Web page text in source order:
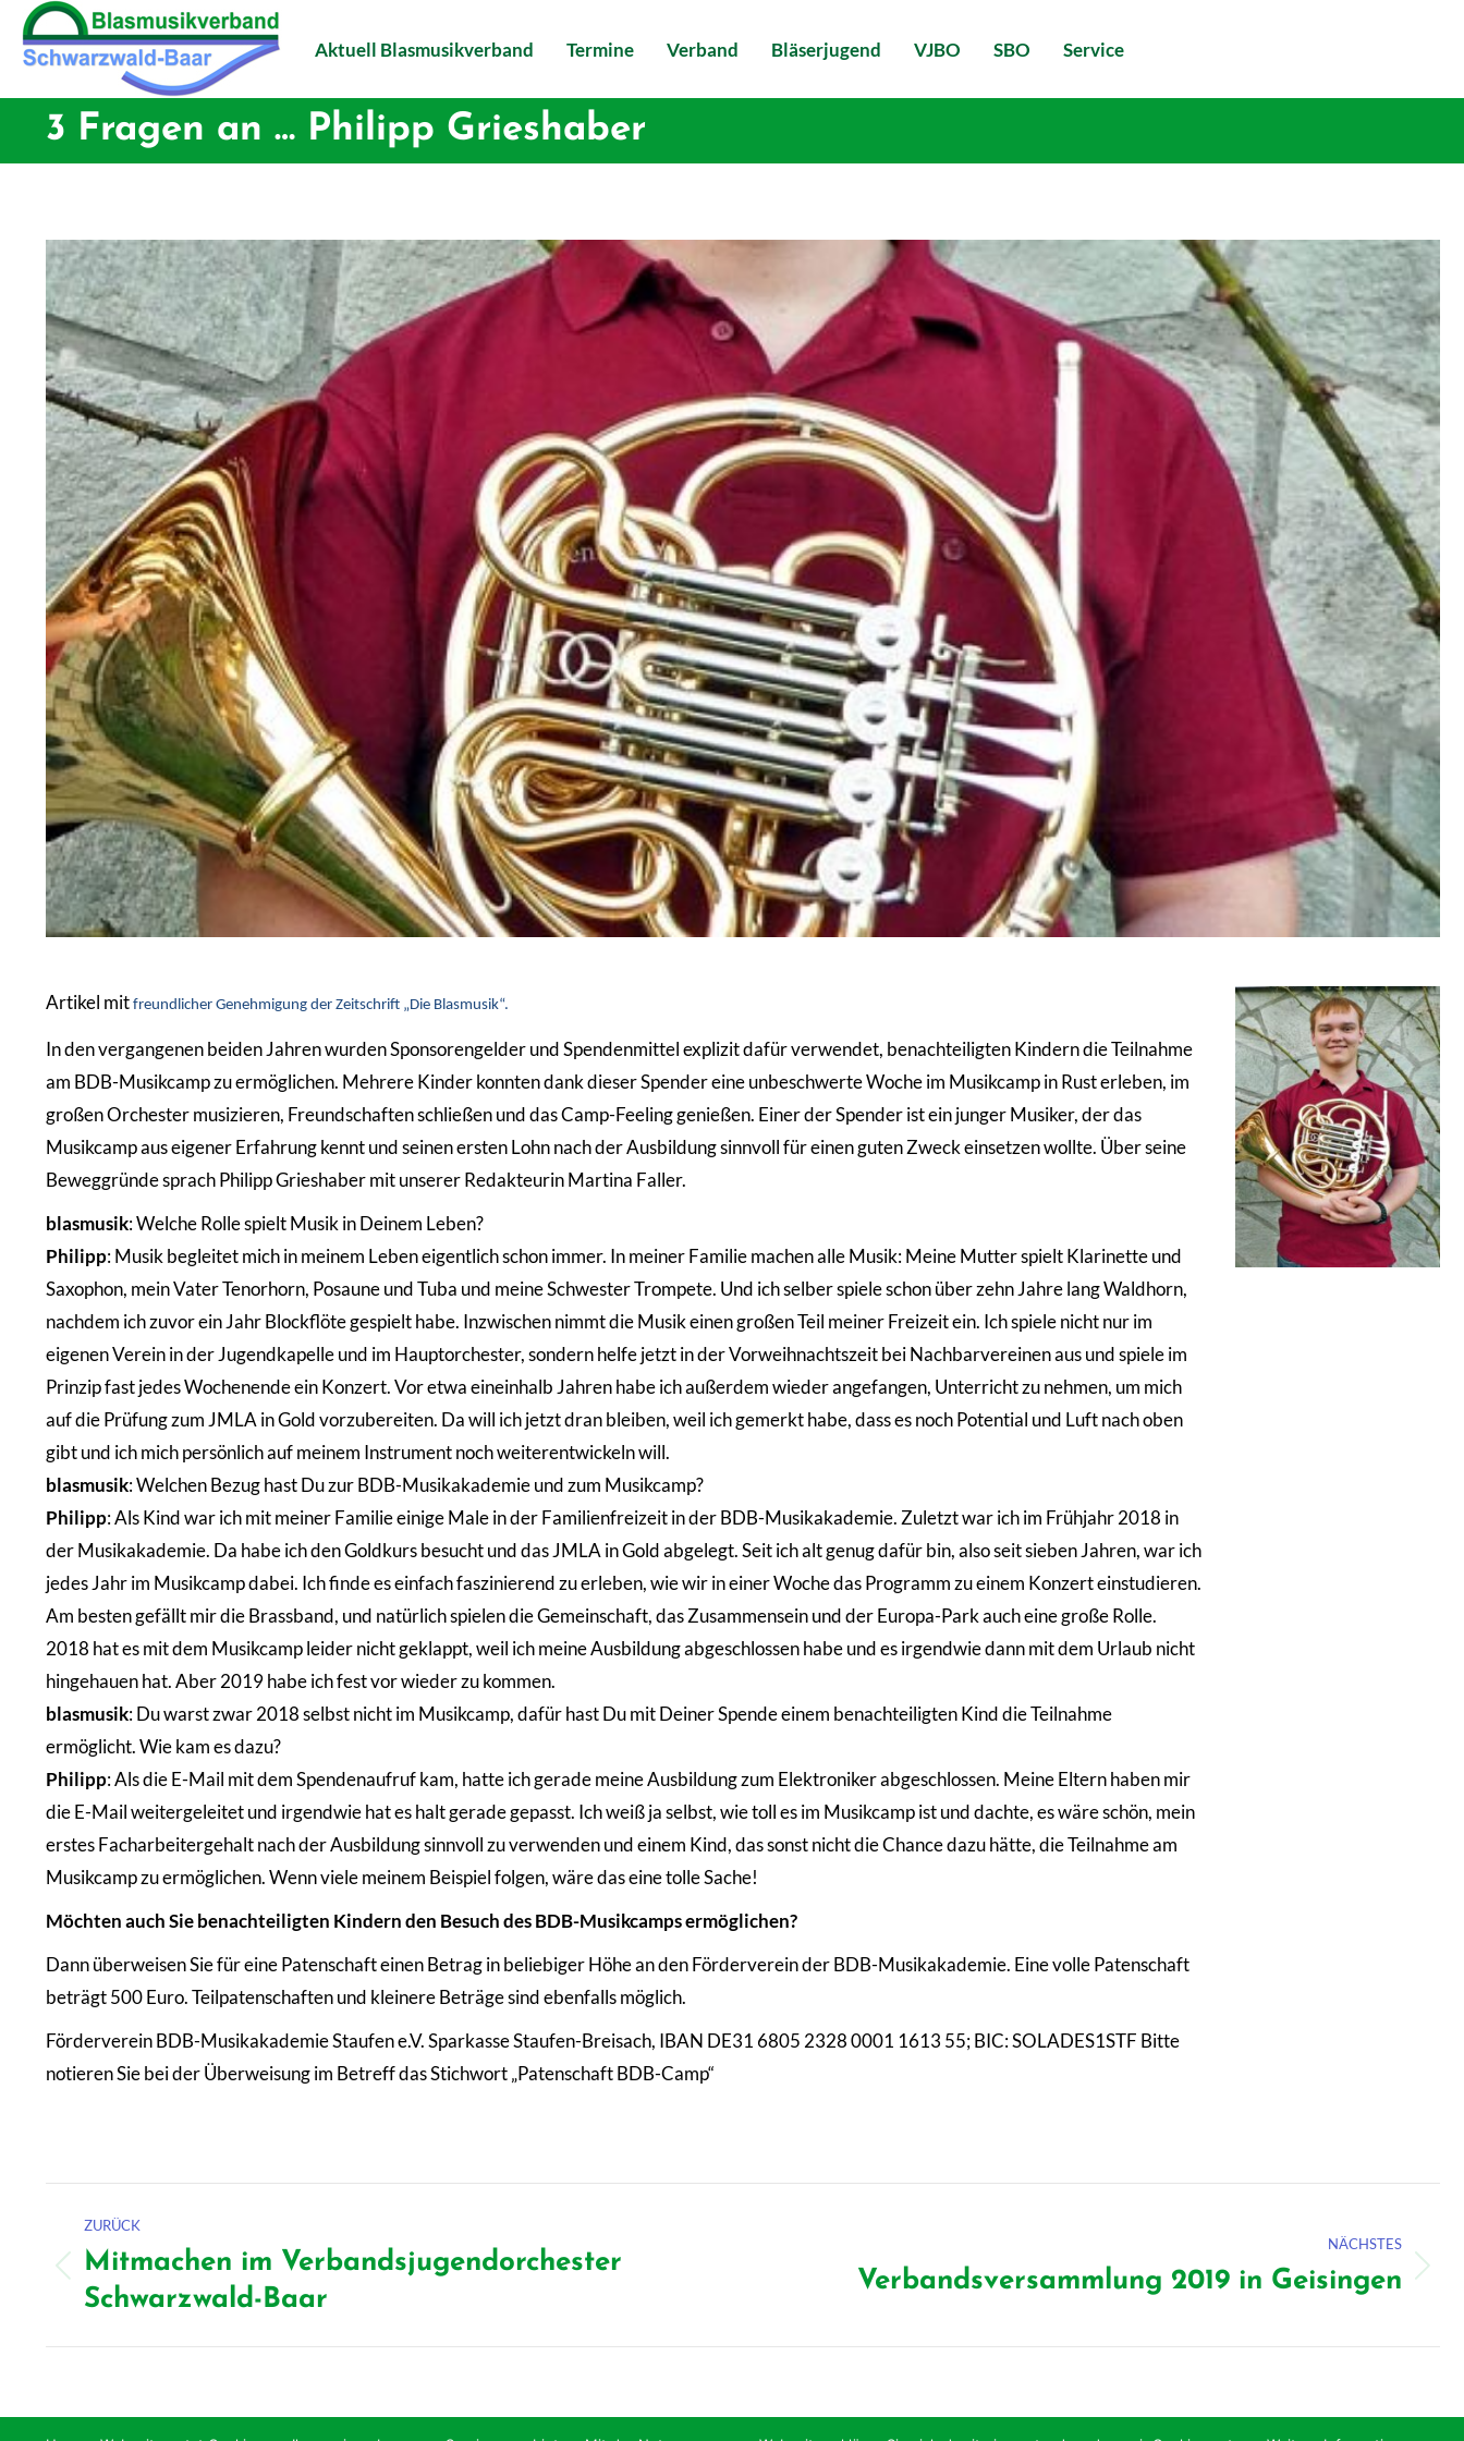
Aktuell Blasmusikverband Termine Verband Bläserjugend VJBO SBO Service
3 Fragen an … Philipp Grieshaber
Artikel mit freundlicher Genehmigung der Zeitschrift „Die Blasmusik“.
In den vergangenen beiden Jahren wurden Sponsorengelder und Spendenmittel explizit dafür verwendet, benachteiligten Kindern die Teilnahme
am BDB-Musikcamp zu ermöglichen. Mehrere Kinder konnten dank dieser Spender eine unbeschwerte Woche im Musikcamp in Rust erleben, im
großen Orchester musizieren, Freundschaften schließen und das Camp-Feeling genießen. Einer der Spender ist ein junger Musiker, der das
Musikcamp aus eigener Erfahrung kennt und seinen ersten Lohn nach der Ausbildung sinnvoll für einen guten Zweck einsetzen wollte. Über seine
Beweggründe sprach Philipp Grieshaber mit unserer Redakteurin Martina Faller.
blasmusik: Welche Rolle spielt Musik in Deinem Leben?
Philipp: Musik begleitet mich in meinem Leben eigentlich schon immer. In meiner Familie machen alle Musik: Meine Mutter spielt Klarinette und
Saxophon, mein Vater Tenorhorn, Posaune und Tuba und meine Schwester Trompete. Und ich selber spiele schon über zehn Jahre lang Waldhorn,
nachdem ich zuvor ein Jahr Blockflöte gespielt habe. Inzwischen nimmt die Musik einen großen Teil meiner Freizeit ein. Ich spiele nicht nur im
eigenen Verein in der Jugendkapelle und im Hauptorchester, sondern helfe jetzt in der Vorweihnachtszeit bei Nachbarvereinen aus und spiele im
Prinzip fast jedes Wochenende ein Konzert. Vor etwa eineinhalb Jahren habe ich außerdem wieder angefangen, Unterricht zu nehmen, um mich
auf die Prüfung zum JMLA in Gold vorzubereiten. Da will ich jetzt dran bleiben, weil ich gemerkt habe, dass es noch Potential und Luft nach oben
gibt und ich mich persönlich auf meinem Instrument noch weiterentwickeln will.
blasmusik: Welchen Bezug hast Du zur BDB-Musikakademie und zum Musikcamp?
Philipp: Als Kind war ich mit meiner Familie einige Male in der Familienfreizeit in der BDB-Musikakademie. Zuletzt war ich im Frühjahr 2018 in
der Musikakademie. Da habe ich den Goldkurs besucht und das JMLA in Gold abgelegt. Seit ich alt genug dafür bin, also seit sieben Jahren, war ich
jedes Jahr im Musikcamp dabei. Ich finde es einfach faszinierend zu erleben, wie wir in einer Woche das Programm zu einem Konzert einstudieren.
Am besten gefällt mir die Brassband, und natürlich spielen die Gemeinschaft, das Zusammensein und der Europa-Park auch eine große Rolle.
2018 hat es mit dem Musikcamp leider nicht geklappt, weil ich meine Ausbildung abgeschlossen habe und es irgendwie dann mit dem Urlaub nicht
hingehauen hat. Aber 2019 habe ich fest vor wieder zu kommen.
blasmusik: Du warst zwar 2018 selbst nicht im Musikcamp, dafür hast Du mit Deiner Spende einem benachteiligten Kind die Teilnahme
ermöglicht. Wie kam es dazu?
Philipp: Als die E-Mail mit dem Spendenaufruf kam, hatte ich gerade meine Ausbildung zum Elektroniker abgeschlossen. Meine Eltern haben mir
die E-Mail weitergeleitet und irgendwie hat es halt gerade gepasst. Ich weiß ja selbst, wie toll es im Musikcamp ist und dachte, es wäre schön, mein
erstes Facharbeitergehalt nach der Ausbildung sinnvoll zu verwenden und einem Kind, das sonst nicht die Chance dazu hätte, die Teilnahme am
Musikcamp zu ermöglichen. Wenn viele meinem Beispiel folgen, wäre das eine tolle Sache!
Möchten auch Sie benachteiligten Kindern den Besuch des BDB-Musikcamps ermöglichen?
Dann überweisen Sie für eine Patenschaft einen Betrag in beliebiger Höhe an den Förderverein der BDB-Musikakademie. Eine volle Patenschaft
beträgt 500 Euro. Teilpatenschaften und kleinere Beträge sind ebenfalls möglich.
Förderverein BDB-Musikakademie Staufen e.V. Sparkasse Staufen-Breisach, IBAN DE31 6805 2328 0001 1613 55; BIC: SOLADES1STF Bitte
notieren Sie bei der Überweisung im Betreff das Stichwort „Patenschaft BDB-Camp“
Kommentarnavigation
ZURÜCK
Vorheriger
Beitrag:
Mitmachen im Verbandsjugendorchester
Schwarzwald-Baar
NÄCHSTES
Verbandsversammlung 2019 in Geisingen